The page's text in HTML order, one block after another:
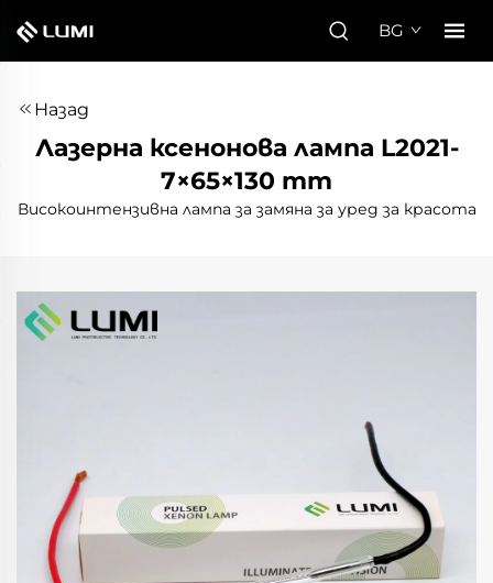
BG
Назад
Лазерна ксенонова лампа L2021-
7×65×130 mm
Високоинтензивна лампа за замяна за уред за красота